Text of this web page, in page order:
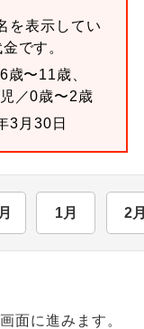
を表示してい
です。
〜11歳、
／0歳〜2歳
3月30日
1月 2
面に進みます。